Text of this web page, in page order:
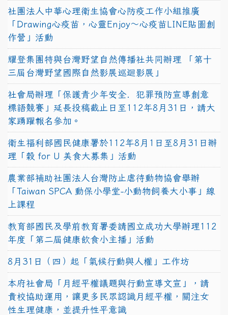
社團法人中華心理衛生協會心防疫工作小組推廣
「Drawing心疫苗，心靈Enjoy〜心疫苗LINE貼圖創
作營」活動
耀登集團特與台灣野望自然傳播社共同辦理 「第十
三屆台灣野望國際自然影展巡迴影展」
社會局辦理「保護青少年安全．犯罪預防宣導創意
標語競賽」延長投稿截止日至112年8月31日，請大
家踴躍報名參加。
衛生福利部國民健康署於112年8月1日至8月31日辦
理「穀 for U 美食大募集」活動
農業部補助社團法人台灣防止虐待動物協會舉辦
「Taiwan SPCA 動保小學堂-小動物飼養大小事」線
上課程
教育部國民及學前教育署委請國立成功大學辦理112
年度「第二屆健康飲食小主播」活動
8月31日（四）起「氣候行動與人權」工作坊
本府社會局「月經平權議題與行動宣導文宣」，請
貴校協助運用，讓更多民眾認識月經平權，關注女
性生理健康，並提升性平意識